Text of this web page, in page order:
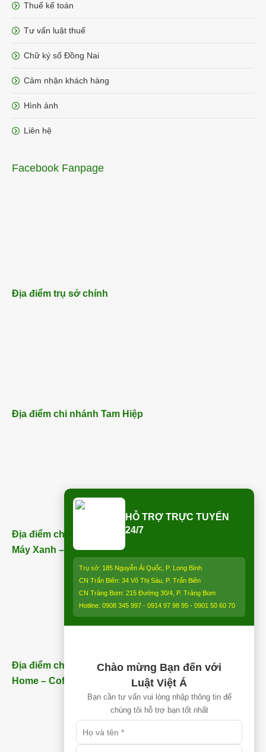
Thuế kế toán
Tư vấn luật thuế
Chữ ký số Đồng Nai
Cảm nhận khách hàng
Hình ảnh
Liên hệ
Facebook Fanpage
Địa điểm trụ sở chính
Địa điểm chi nhánh Tam Hiệp
Địa điểm chi nhánh Trảng Bom (ngay bên cạnh Điện
Máy Xanh – Trảng Bom) – ĐT:
Địa điểm chi nhánh Nhơn Trạch (Gần Thăng Long
Home – Coffee) – ĐT:
0913 850 997
HỖ TRỢ TRỰC TUYẾN
24/7
Trụ sở: 185 Nguyễn Ái Quốc, P. Long Bình
CN Trấn Biên: 34 Võ Thị Sáu, P. Trấn Biên
CN Trảng Bom: 215 Đường 30/4, P. Trảng Bom
Hotline: 0908 345 997 - 0914 97 98 95 - 0901 50 60 70
Chào mừng Bạn đến với
Luật Việt Á
Bạn cần tư vấn vui lòng nhập thông tin để
chúng tôi hỗ trợ bạn tốt nhất